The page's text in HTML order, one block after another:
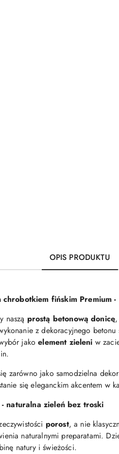
OPIS PRODUKTU
chrobotkiem fińskim Premium
naszą prostą betonową donicę
z dekoracyjnego
jakoelement zieleni w
zarówno jako samodzielna
się eleganckim akcentem w
naturalna zieleń bez troski
porost, a nie
naturalnymi preparatami.
natury i świeżości.